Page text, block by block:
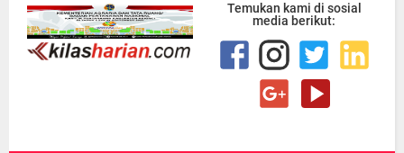
Temukan kami di sosial
media berikut: